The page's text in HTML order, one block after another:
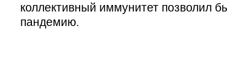
коллективный иммунитет позволил
пандемию.